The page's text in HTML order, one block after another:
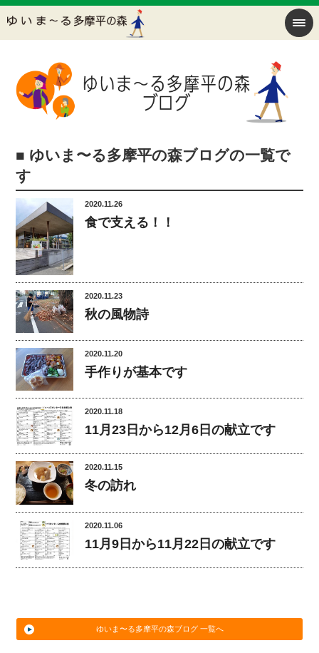
■ ゆいま〜る多摩平の森ブログの一覧で
す
2020.11.26
食で支える！！
2020.11.23
秋の風物詩
2020.11.20
手作りが基本です
2020.11.18
11月23日から12月6日の献立です
2020.11.15
冬の訪れ
2020.11.06
11月9日から11月22日の献立です
ゆいま〜る多摩平の森ブログ 一覧へ